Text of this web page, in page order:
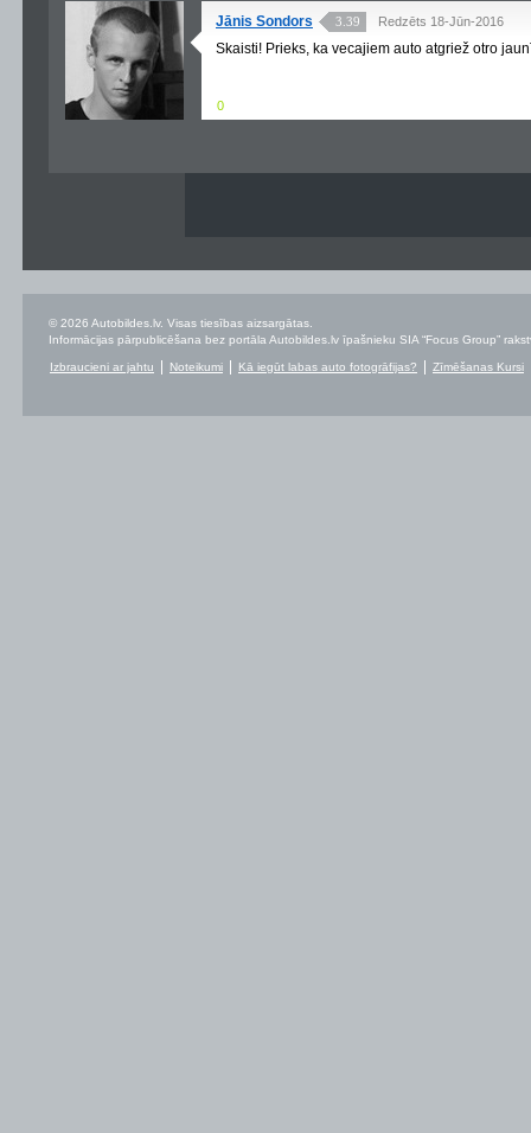
Jānis Sondors 3.39 Redzēts 18-Jūn-2016
Skaisti! Prieks, ka vecajiem auto atgriež otro
0
© 2026 Autobildes.lv. Visas tiesības aizsargātas.
Informācijas pārpublicēšana bez portāla Autobildes.lv īpašnieku SIA “Focus Group”
Izbraucieni ar jahtu Noteikumi Kā iegūt labas auto fotogrāfijas? Zīmēšanas Kursi